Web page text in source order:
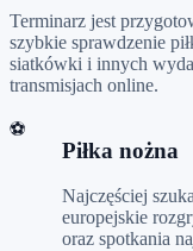
Terminarz jest
szybkie sprawdzenie
siatkówki i innych
transmisjach online.
⚽
Piłka nożna
Najczęściej
europejskie
oraz spotkania